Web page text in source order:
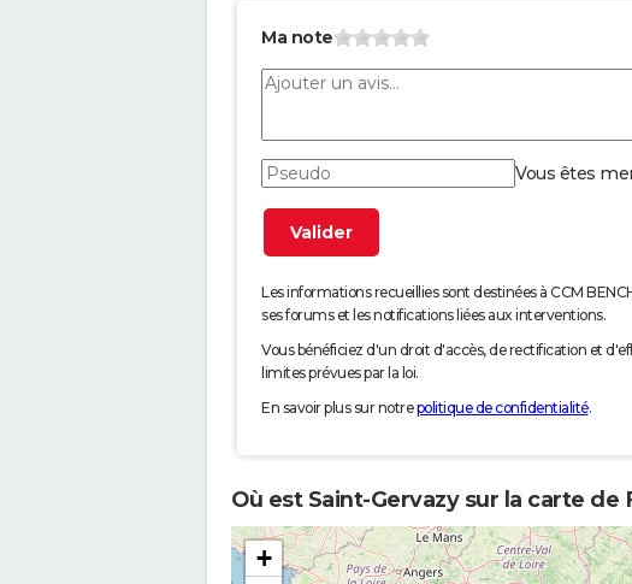
Ma note
Vous êtes
Les informations recueillies sont destinées à CCM
ses forums et les notifications liées aux interventions.
Vous bénéficiez d'un droit d'accès, de rectification et
limites prévues par la loi.
En savoir plus sur notrepolitique de confidentialité.
Où est Saint-Gervazy sur la carte de
+